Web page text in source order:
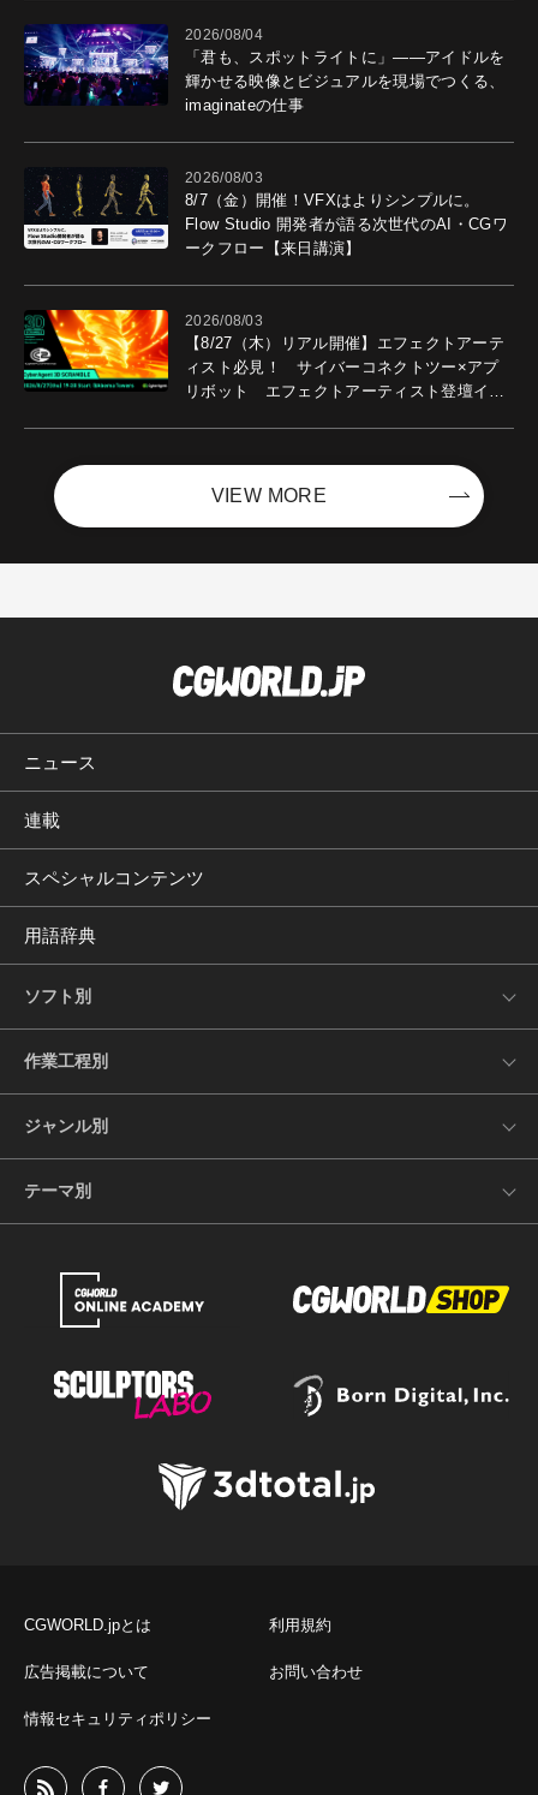
2026/08/04
「君も、スポットライトに」――アイドルを
輝かせる映像とビジュアルを現場でつくる、
imaginateの仕事
2026/08/03
8/7（金）開催！VFXはよりシンプルに。
Flow Studio 開発者が語る次世代のAI・CGワ
ークフロー【来日講演】
2026/08/03
【8/27（木）リアル開催】エフェクトアーテ
ィスト必見！ サイバーコネクトツー×アプ
リボット エフェクトアーティスト登壇イベ
VIEW MORE
ニュース
連載
スペシャルコンテンツ
用語辞典
ソフト別
作業工程別
ジャンル別
テーマ別
CGWORLD.jpとは 利用規約
広告掲載について お問い合わせ
情報セキュリティポリシー